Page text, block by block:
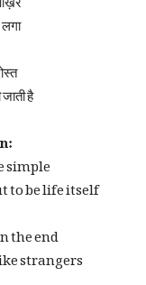
है
simple
to be life itself
the end
strangers